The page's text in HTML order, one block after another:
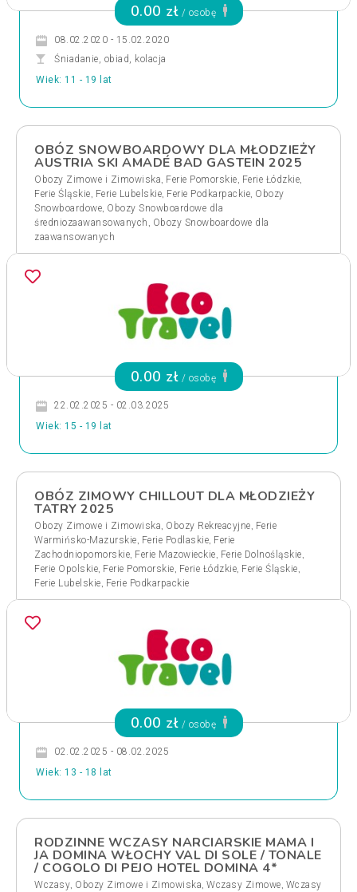
0.00 zł / osobę
08.02.2020 - 15.02.2020
Śniadanie, obiad, kolacja
Wiek: 11 - 19 lat
OBÓZ SNOWBOARDOWY DLA MŁODZIEŻY
AUSTRIA SKI AMADÉ BAD GASTEIN 2025
Obozy Zimowe i Zimowiska, Ferie Pomorskie, Ferie Łódzkie,
Ferie Śląskie, Ferie Lubelskie, Ferie Podkarpackie, Obozy
Snowboardowe, Obozy Snowboardowe dla
średniozaawansowanych , Obozy Snowboardowe dla
zaawansowanych
0.00 zł / osobę
22.02.2025 - 02.03.2025
Wiek: 15 - 19 lat
OBÓZ ZIMOWY CHILLOUT DLA MŁODZIEŻY
TATRY 2025
Obozy Zimowe i Zimowiska, Obozy Rekreacyjne, Ferie
Warmińsko-Mazurskie, Ferie Podlaskie, Ferie
Zachodniopomorskie, Ferie Mazowieckie, Ferie Dolnośląskie,
Ferie Opolskie, Ferie Pomorskie, Ferie Łódzkie, Ferie Śląskie,
Ferie Lubelskie, Ferie Podkarpackie
0.00 zł / osobę
02.02.2025 - 08.02.2025
Wiek: 13 - 18 lat
RODZINNE WCZASY NARCIARSKIE MAMA I
JA DOMINA WŁOCHY VAL DI SOLE / TONALE
/ COGOLO DI PEJO HOTEL DOMINA 4*
Wczasy, Obozy Zimowe i Zimowiska, Wczasy Zimowe, Wczasy